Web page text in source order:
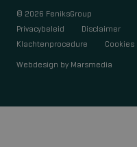
© 2026 FeniksGroup
Privacybeleid
Disclaimer
Klachtenprocedure
Cookies
Webdesign by Marsmedia